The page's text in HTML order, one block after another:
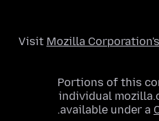
Visit Mozilla Corporation's
Portions of this
individual
available under a
.